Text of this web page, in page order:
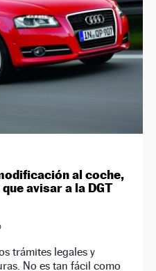
al coche,
avisar a la DGT
trámites legales y
No es tan fácil como